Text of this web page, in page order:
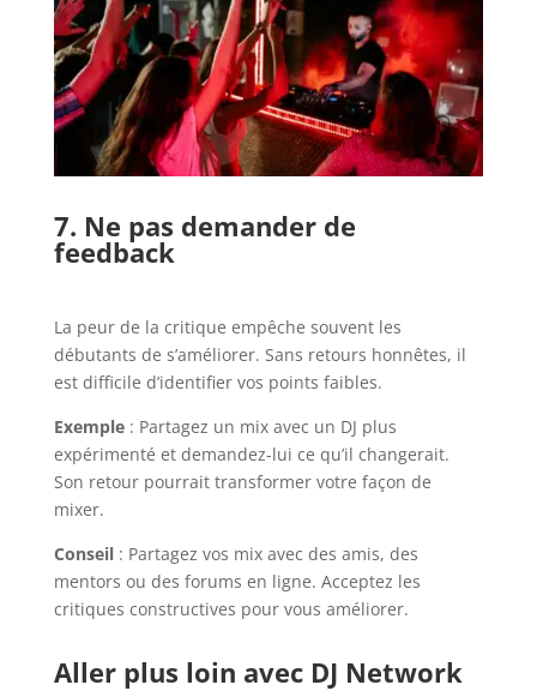
7. Ne pas demander de
feedback
La peur de la critique empêche souvent les
débutants de s’améliorer. Sans retours honnêtes, il
est difficile d’identifier vos points faibles.
Exemple: Partagez un mix avec un DJ plus
expérimenté et demandez-lui ce qu’il changerait.
Son retour pourrait transformer votre façon de
mixer.
Conseil: Partagez vos mix avec des amis, des
mentors ou des forums en ligne. Acceptez les
critiques constructives pour vous améliorer.
Aller plus loin avec DJ Network